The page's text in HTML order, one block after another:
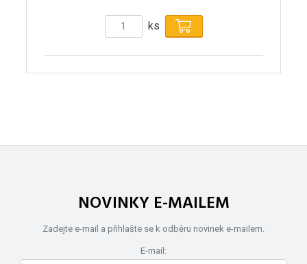
ks
NOVINKY E-MAILEM
Zadejte e-mail a přihlašte se k odběru novinek e-mailem.
E-mail: